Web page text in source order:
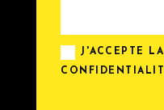
J'ACCEPTE